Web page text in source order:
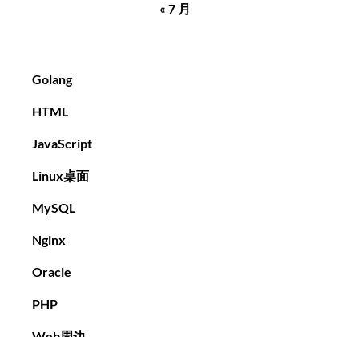
« 7 月
Golang
HTML
JavaScript
Linux桌面
MySQL
Nginx
Oracle
PHP